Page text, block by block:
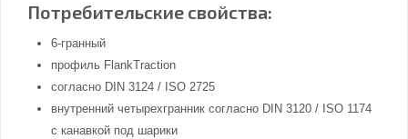
Потребительские свойства:
6-гранный
профиль FlankTraction
согласно DIN 3124 / ISO 2725
внутренний четырехгранник согласно DIN 3120 / ISO 1174
с канавкой под шарики